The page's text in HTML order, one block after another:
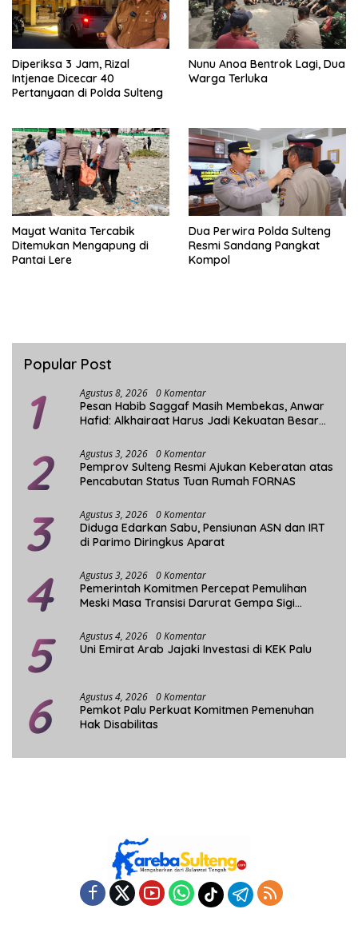
Diperiksa 3 Jam, Rizal
Intjenae Dicecar 40
Pertanyaan di Polda Sulteng
Nunu Anoa Bentrok Lagi, Dua
Warga Terluka
Mayat Wanita Tercabik
Ditemukan Mengapung di
Pantai Lere
Dua Perwira Polda Sulteng
Resmi Sandang Pangkat
Kompol
Popular Post
1 Agustus 8, 2026 0 Komentar
Pesan Habib Saggaf Masih Membekas, Anwar
Hafid: Alkhairaat Harus Jadi Kekuatan Besar
2 Agustus 3, 2026 0 Komentar
Pemprov Sulteng Resmi Ajukan Keberatan atas
Pencabutan Status Tuan Rumah FORNAS
3 Agustus 3, 2026 0 Komentar
Diduga Edarkan Sabu, Pensiunan ASN dan IRT
di Parimo Diringkus Aparat
4 Agustus 3, 2026 0 Komentar
Pemerintah Komitmen Percepat Pemulihan
Meski Masa Transisi Darurat Gempa Sigi
5 Agustus 4, 2026 0 Komentar
Uni Emirat Arab Jajaki Investasi di KEK Palu
6 Agustus 4, 2026 0 Komentar
Pemkot Palu Perkuat Komitmen Pemenuhan
Hak Disabilitas